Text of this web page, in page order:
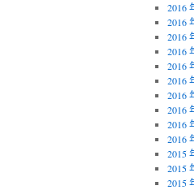
2016
2016
2016
2016
2016
2016
2016
2016
2016
2016
2015
2015
2015